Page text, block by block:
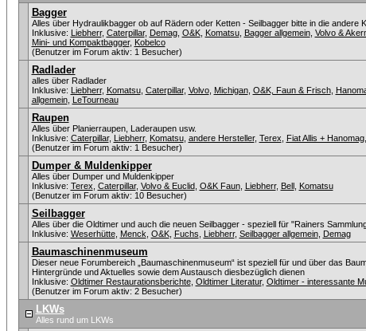
Bagger
Alles über Hydraulikbagger ob auf Rädern oder Ketten - Seilbagger bitte in die andere
Inklusive: Liebherr, Caterpillar, Demag, O&K, Komatsu, Bagger allgemein, Volvo &
Mini- und Kompaktbagger, Kobelco
(Benutzer im Forum aktiv: 1 Besucher)
Radlader
alles über Radlader
Inklusive: Liebherr, Komatsu, Caterpillar, Volvo, Michigan, O&K, Faun & Frisch,
allgemein, LeTourneau
Raupen
Alles über Planierraupen, Laderaupen usw.
Inklusive: Caterpillar, Liebherr, Komatsu, andere Hersteller, Terex Fiat Allis + Hanomag,
(Benutzer im Forum aktiv: 1 Besucher)
Dumper & Muldenkipper
Alles über Dumper und Muldenkipper
Inklusive: Terex Caterpillar, Volvo & Euclid, O&K Faun, Liebherr, Bell, Komatsu
(Benutzer im Forum aktiv: 10 Besucher)
Seilbagger
Alles über die Oldtimer und auch die neuen Seilbagger - speziell für "Rainers
Inklusive: Weserhütte, Menck O&K, Fuchs Liebherr, Seilbagger allgemein, Demag
Baumaschinenmuseum
Dieser neue Forumbereich „Baumaschinenmuseum“ ist speziell für und über das
Hintergründe und Aktuelles sowie dem Austausch diesbezüglich dienen
Inklusive: Oldtimer Restaurationsberichte, Oldtimer Literatur, Oldtimer - interessante
(Benutzer im Forum aktiv: 2 Besucher)
LKWs
Alles rund um LKWs